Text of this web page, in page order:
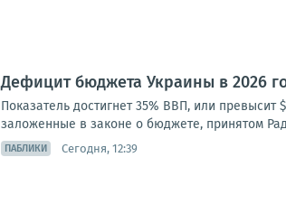
Дефицит бюджета Украины в 2026
Показатель достигнет 35% ВВП, или
заложенные в законе о бюджете, принятом
ПАБЛИКИ Сегодня, 12:39